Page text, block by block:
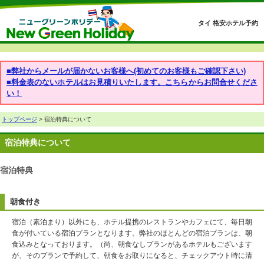
タイ 格安ホテル予約
■弊社からメールが届かないお客様へ(初めてのお客様もご確認下さい)
■料金表のないホテルはお見積りいたします。こちらからお問合せくださ
い！
トップページ > 宿泊特典について
宿泊特典について
宿泊特典
朝食付き
宿泊（素泊まり）以外にも、ホテル提携のレストランやカフェにて、毎日朝
食が付いている宿泊プランとなります。弊社のほとんどの宿泊プランは、朝
食込みとなっております。（尚、朝食なしプランがあるホテルもございます
が、そのプランで予約して、朝食をお取りになると、チェックアウト時に清